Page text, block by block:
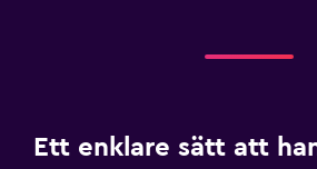
Ett enklare sätt att